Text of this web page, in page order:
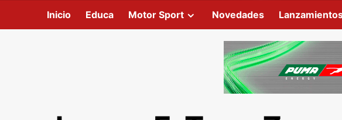
Inicio Educa Motor Sport Novedades